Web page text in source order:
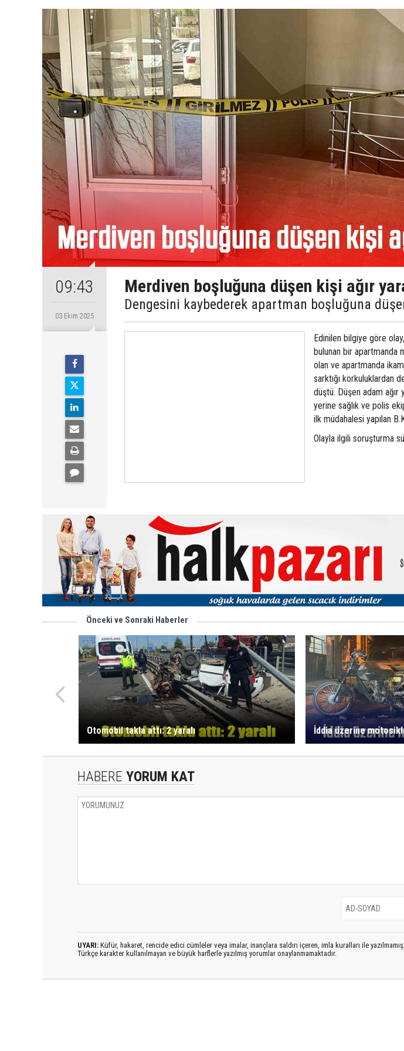
09:43
03 Ekim 2025
Merdiven boşluğuna düşen kişi ağır
Dengesini kaybederek apartman boşluğuna
Edinilen bilgiye göre
bulunan bir apartmanda
olan ve apartmanda
sarktığı korkuluklardan
düştü. Düşen adam ağır
yerine sağlık ve polis
ilk müdahalesi yapılan
Olayla ilgili soruşturma
Önceki ve Sonraki Haberler
Otomobil takla attı: 2 yaralı İddia üzerine
HABERE YORUM KAT
UYARI: Küfür, hakaret, rencide edici cümleler veya imalar, inançlara saldırı içeren, imla kuralları ile yazılmamış,
Türkçe karakter kullanılmayan ve büyük harflerle yazılmış yorumlar onaylanmamaktadır.